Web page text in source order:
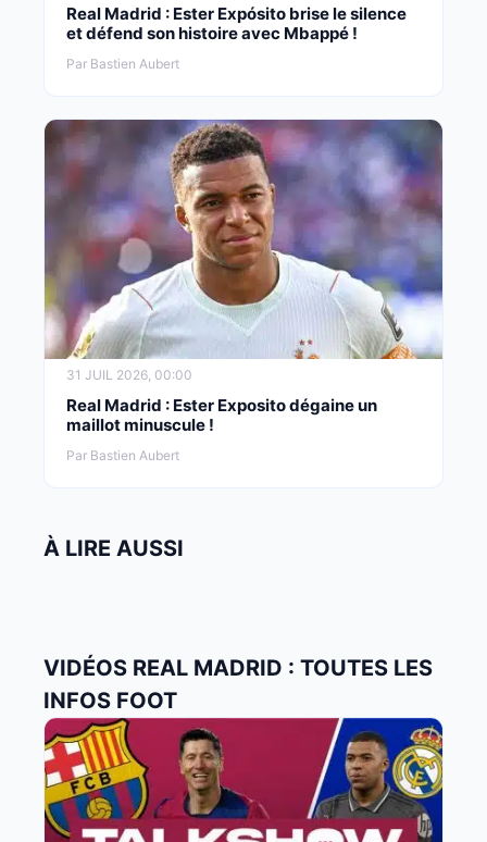
Real Madrid : Ester Expósito brise le silence
et défend son histoire avec Mbappé !
Par Bastien Aubert
31 JUIL 2026, 00:00
Real Madrid : Ester Exposito dégaine un
maillot minuscule !
Par Bastien Aubert
À LIRE AUSSI
VIDÉOS REAL MADRID : TOUTES LES
INFOS FOOT